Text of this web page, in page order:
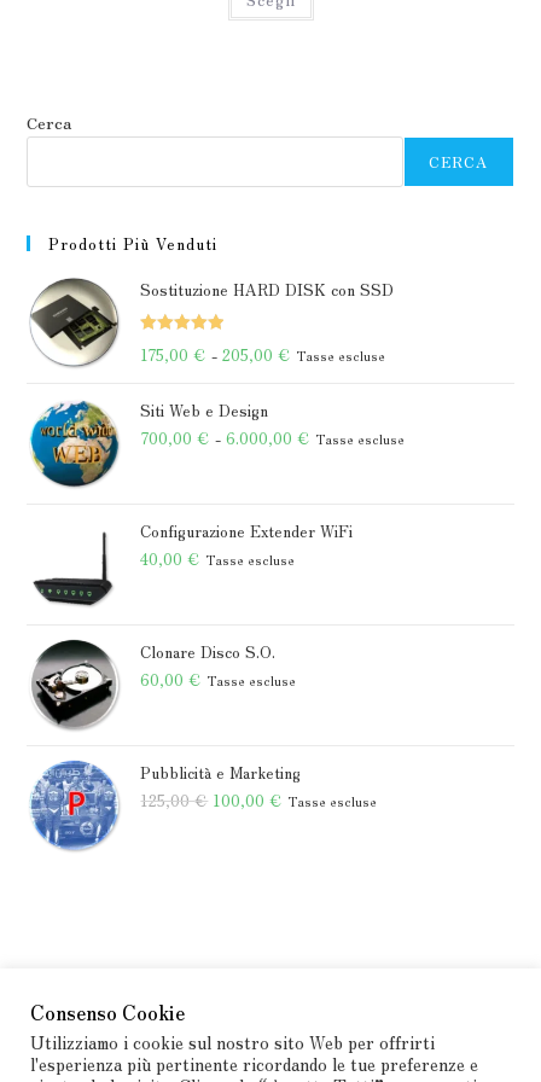
50,00 €
ha
scelte
del
Cerca
CERCA
Prodotti Più Venduti
Sostituzione HARD DISK con SSD
175,00€ - 205,00€ Fascia
da
205,00 €
Tasse escluse
Siti Web e Design
700,00€ - 6.000,00€ Fascia
da
Tasse escluse
Configurazione Extender WiFi
40,00€ Tasse escluse
Clonare Disco S.O.
60,00€ Tasse escluse
Pubblicità e Marketing
125,00€ Il
100,00€ IlTasse escluse
Consenso Cookie
Utilizziamo i cookie sul nostro sito Web per offrirti
l'esperienza più pertinente ricordando le tue preferenze e